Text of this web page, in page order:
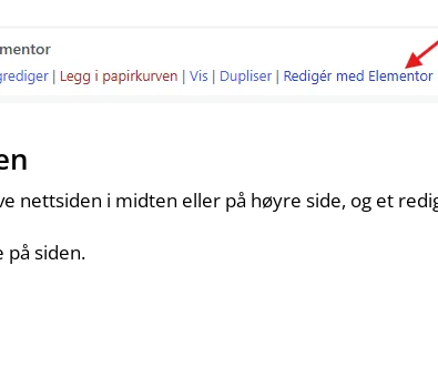
nettsiden i midten eller på høyre side, og et
på siden.